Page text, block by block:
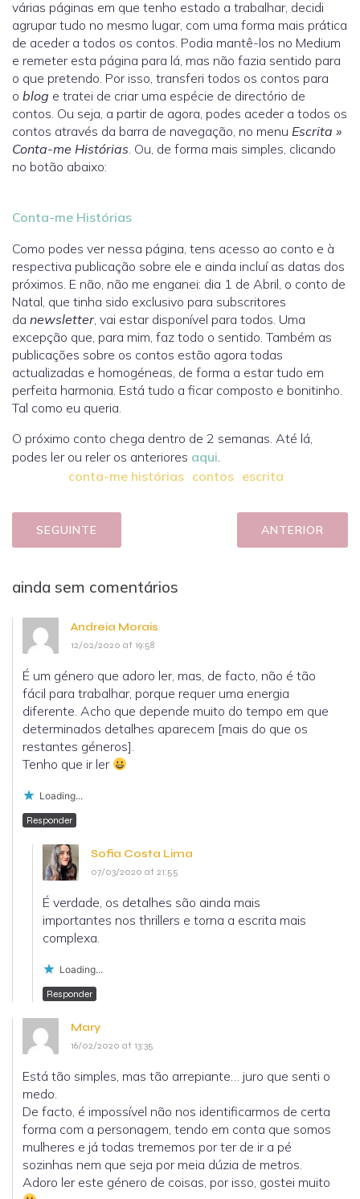
várias páginas em que tenho estado a trabalhar, decidi
agrupar tudo no mesmo lugar, com uma forma mais prática
de aceder a todos os contos. Podia mantê-los no Medium
e remeter esta página para lá, mas não fazia sentido para
o que pretendo. Por isso, transferi todos os contos para
o blog e tratei de criar uma espécie de directório de
contos. Ou seja, a partir de agora, podes aceder a todos os
contos através da barra de navegação, no menu Escrita »
Conta-me Histórias. Ou, de forma mais simples, clicando
no botão abaixo:
Conta-me Histórias
Como podes ver nessa página, tens acesso ao conto e à
respectiva publicação sobre ele e ainda incluí as datas dos
próximos. E não, não me enganei: dia 1 de Abril, o conto de
Natal, que tinha sido exclusivo para subscritores
da newsletter, vai estar disponível para todos. Uma
excepção que, para mim, faz todo o sentido. Também as
publicações sobre os contos estão agora todas
actualizadas e homogéneas, de forma a estar tudo em
perfeita harmonia. Está tudo a ficar composto e bonitinho.
Tal como eu queria.
O próximo conto chega dentro de 2 semanas. Até lá,
podes ler ou reler os anteriores aqui.
conta-me histórias contos escrita
SEGUINTE ANTERIOR
ainda sem comentários
Andreia Morais
12/02/2020 at 19:58
É um género que adoro ler, mas, de facto, não é tão
fácil para trabalhar, porque requer uma energia
diferente. Acho que depende muito do tempo em que
determinados detalhes aparecem [mais do que os
restantes géneros].
Tenho que ir ler
Loading...
Responder
Sofia Costa Lima
07/03/2020 at 21:55
É verdade, os detalhes são ainda mais
importantes nos thrillers e torna a escrita mais
complexa.
Loading...
Responder
Mary
16/02/2020 at 13:35
Está tão simples, mas tão arrepiante… juro que senti o
medo.
De facto, é impossível não nos identificarmos de certa
forma com a personagem, tendo em conta que somos
mulheres e já todas trememos por ter de ir a pé
sozinhas nem que seja por meia dúzia de metros.
Adoro ler este género de coisas, por isso, gostei muito